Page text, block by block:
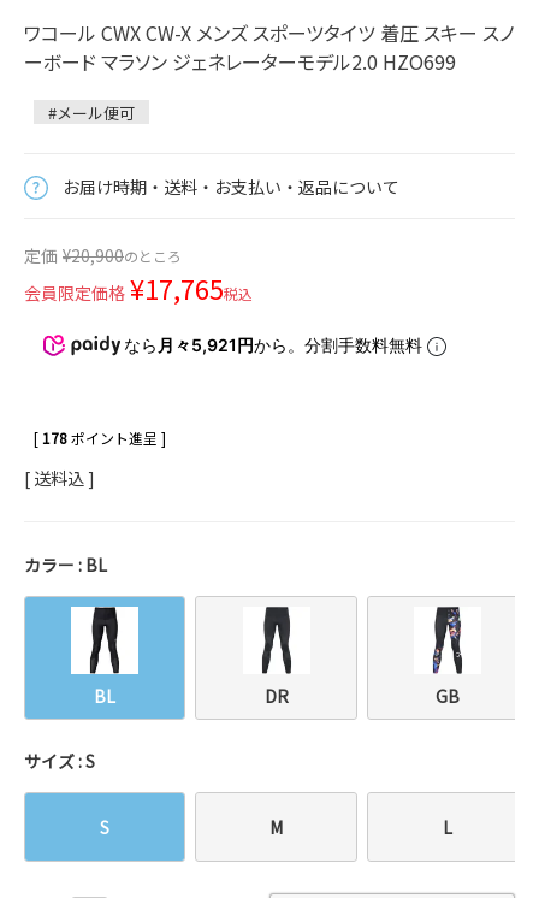
ワコール CWX CW-X メンズ スポーツタイツ 着圧 スキー スノ
ーボード マラソン ジェネレーターモデル2.0 HZO699
#メール便可
お届け時期・送料・お支払い・返品について
定価 ¥20,900のところ
会員限定価格 ¥17,765税込
なら 月々5,921円から。分割手数料無料
[ 178ポイント進呈 ]
送料込
カラー BL
BL DR GB
サイズ S
S M L